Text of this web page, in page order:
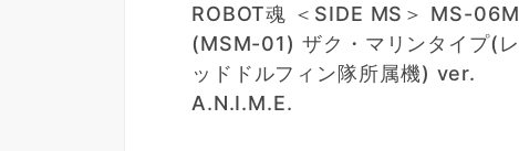
ROBOT魂 ＜SIDE MS＞ MS-06M
(MSM-01) ザク・マリンタイプ(レ
ッドドルフィン隊所属機) ver.
A.N.I.M.E.